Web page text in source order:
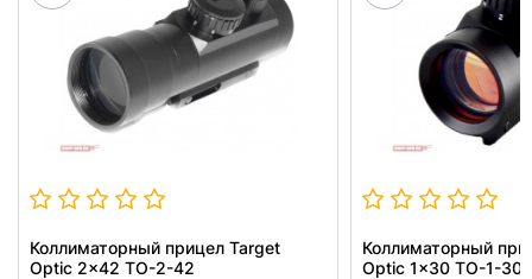
Коллиматорный прицел Target
Optic 2x42 TO-2-42
Коллиматорный
Optic 1x30 TO-1-30-